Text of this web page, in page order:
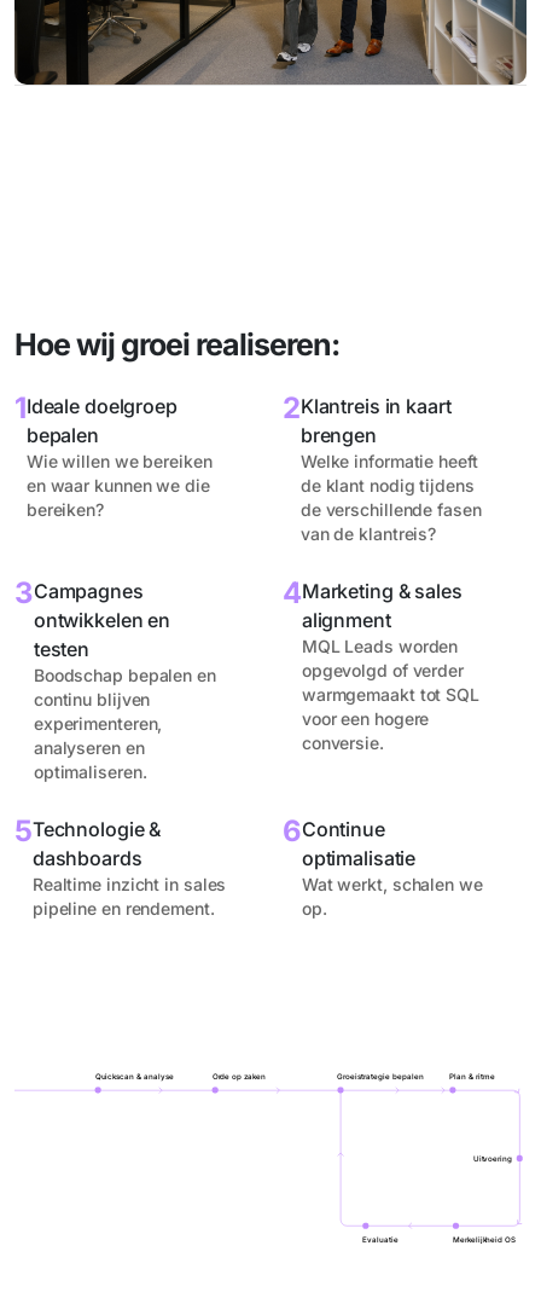
Hoe wij groei realiseren:
1Ideale doelgroep
bepalen
Wie willen we bereiken
en waar kunnen we die
bereiken?
2Klantreis in kaart
brengen
Welke informatie heeft
de klant nodig tijdens
de verschillende fasen
van de klantreis?
3Campagnes
ontwikkelen en
testen
Boodschap bepalen en
continu blijven
experimenteren,
analyseren en
optimaliseren.
4Marketing & sales
alignment
MQL Leads worden
opgevolgd of verder
warmgemaakt tot SQL
voor een hogere
conversie.
5Technologie &
dashboards
Realtime inzicht in sales
pipeline en rendement.
6Continue
optimalisatie
Wat werkt, schalen we
op.
Groeistrategie bepalen
Orde op zaken
Quickscan & analyse Plan & ritme
Merkelijkheid OS
Evaluatie
Uitvoering